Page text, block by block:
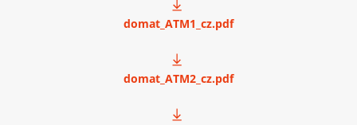
domat_ATM1_cz.pdf
domat_ATM2_cz.pdf